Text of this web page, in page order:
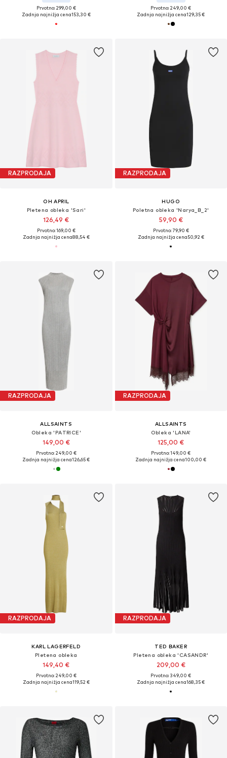
Prvotno: 299,00 €
Zadnja najnižja cena153,30 €
Prvotno: 249,00 €
Zadnja najnižja cena129,35 €
RAZPRODAJA
OH APRIL
Pletena obleka 'Sari'
126,49 €
Prvotno: 169,00 €
Zadnja najnižja cena88,54 €
RAZPRODAJA
HUGO
Poletna obleka 'Narya_B_2'
59,90 €
Prvotno: 79,90 €
Zadnja najnižja cena50,92 €
RAZPRODAJA
ALLSAINTS
Obleka 'PATRICE'
149,00 €
Prvotno: 249,00 €
Zadnja najnižja cena126,65 €
RAZPRODAJA
ALLSAINTS
Obleka 'LANA'
125,00 €
Prvotno: 149,00 €
Zadnja najnižja cena100,00 €
RAZPRODAJA
KARL LAGERFELD
Pletena obleka
149,40 €
Prvotno: 249,00 €
Zadnja najnižja cena119,52 €
RAZPRODAJA
TED BAKER
Pletena obleka 'CASANDR'
209,00 €
Prvotno: 349,00 €
Zadnja najnižja cena168,35 €